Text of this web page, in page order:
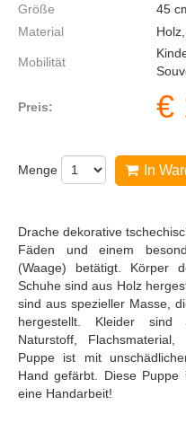
Größe
45
Material
Mobilität
Preis: €
Menge In
Drache dekorative
Fäden und einem
(Waage) betätigt. Körper
Schuhe sind aus Holz
sind aus spezieller Masse,
hergestellt. Kleider sind
Naturstoff,
Puppe ist mit
Hand gefärbt. Diese Puppe
eine Handarbeit!